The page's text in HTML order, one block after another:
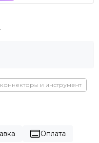
и инструмент
Оплата